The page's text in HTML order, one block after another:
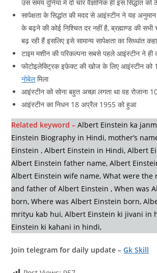
उस समय दुनिया में दो चार वैज्ञानिक ही इस सिद्धांत
सापेक्षता के सिद्धांत की मदद से आइंस्टीन ने यह अनुमान
के बढ़ने की कोई निश्चित दर नहीं है, ब्रह्माण्ड की
बढ़ रही हैं इसलिए इसे सामान्य सापेक्षता का सिध्धांत
टाइम मशीन की परिकल्पना सबसे पहले आइंस्टीन ने ही
फोटोइलेक्ट्रिक इफ़ेक्ट की खोज के लिए आइंस्टीन को
नोबेलमिला
आइंस्टीन को सोना बहुत अच्छा लगता था वह रोजाना
आइंस्टीन का निधन 18 अप्रैल 1955 को हुआ
Related keyword –Albert Einstein ka
Einstein Biography in Hindi, mother’s
Einstein , Albert Einstein in Hindi, Albert
Albert Einstein father name, Albert
Albert Einstein wife name, What were the
and father of Albert Einstein , When was
born, Where was Albert Einstein born,
mrityu kab hui, Albert Einstein ki jivani in
Einstein ki kahani in hindi,
Join telegram for daily update –Gk Skill